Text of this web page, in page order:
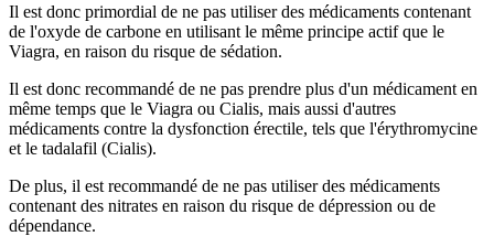
Il est donc primordial de ne pas utiliser des médicaments contenant
de l'oxyde de carbone en utilisant le même principe actif que le
Viagra, en raison du risque de sédation.
Il est donc recommandé de ne pas prendre plus d'un médicament en
même temps que le Viagra ou Cialis, mais aussi d'autres
médicaments contre la dysfonction érectile, tels que l'érythromycine
et le tadalafil (Cialis).
De plus, il est recommandé de ne pas utiliser des médicaments
contenant des nitrates en raison du risque de dépression ou de
dépendance.